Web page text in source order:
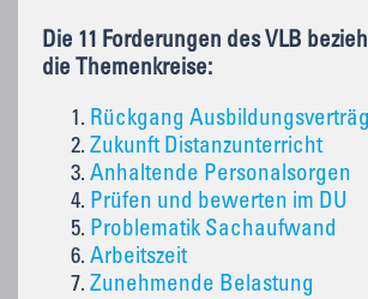
Die 11 Forderungen des VLB
die Themenkreise:
Rückgang
Zukunft Distanzunterricht
Anhaltende Personalsorgen
Prüfen und bewerten im DU
Problematik Sachaufwand
Arbeitszeit
Zunehmende Belastung